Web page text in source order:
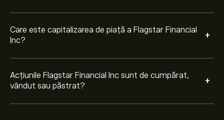
Care este capitalizarea de piață a Flagstar Financial
Inc?
+
Acțiunile Flagstar Financial Inc sunt de cumpărat,
vândut sau păstrat?
+